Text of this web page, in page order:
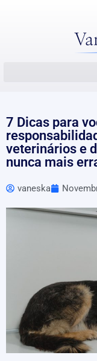
7 Dicas para
veterinários e
nunca mais
vaneska